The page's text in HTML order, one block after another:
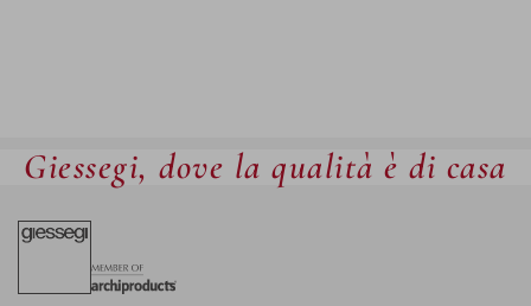
Giessegi, dove la qualità è di casa